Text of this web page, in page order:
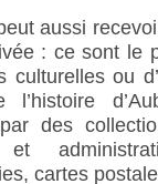
aussi
: ce sont le
culturelles ou
l’histoire
des
et
cartes